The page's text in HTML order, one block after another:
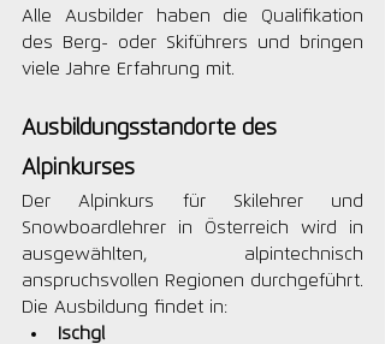
Alle Ausbilder haben die Qualifikation
des Berg- oder Skiführers und bringen
viele Jahre Erfahrung mit.
Ausbildungsstandorte des
Alpinkurses
Der Alpinkurs für Skilehrer und
Snowboardlehrer in Österreich wird in
ausgewählten, alpintechnisch
anspruchsvollen Regionen durchgeführt.
Die Ausbildung findet in:
Ischgl